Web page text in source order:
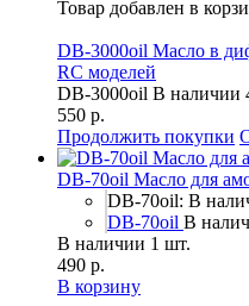
Товар добавлен в
DB-3000oil Масло в
RC моделей
DB-3000oil В наличии
550 р.
Продолжить покупки
DB-70oil Масло для
DB-70oil: В
DB-70oil В
В наличии 1 шт.
490 р.
В корзину